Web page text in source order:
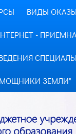
ВИДЫ
-
ЗЕМЛИ"